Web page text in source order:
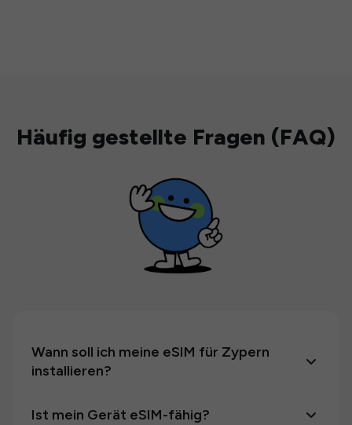
Häufig gestellte Fragen (FAQ)
Wann soll ich meine eSIM für Zypern
installieren?
Ist mein Gerät eSIM-fähig?